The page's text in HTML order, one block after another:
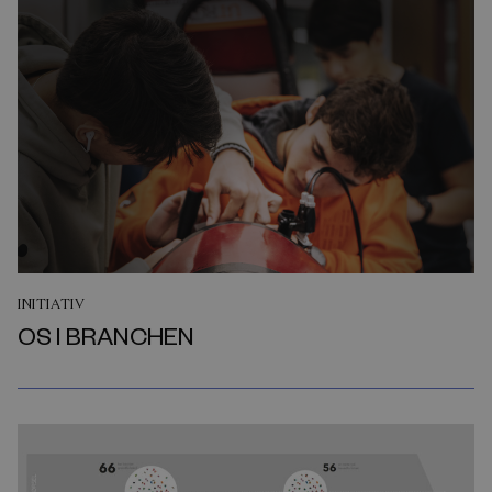
INITIATIV
OS I BRANCHEN